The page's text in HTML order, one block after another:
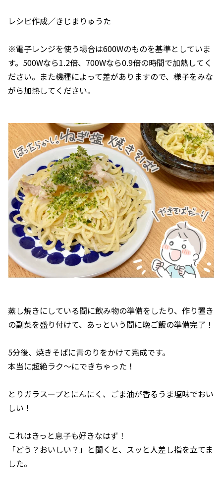
レシピ作成／きじまりゅうた
※電子レンジを使う場合は600Wのものを基準としていま
す。500Wなら1.2倍、700Wなら0.9倍の時間で加熱してく
ださい。また機種によって差がありますので、様子をみな
がら加熱してください。
蒸し焼きにしている間に飲み物の準備をしたり、作り置き
の副菜を盛り付けて、あっという間に晩ご飯の準備完了！
5分後、焼きそばに青のりをかけて完成です。
本当に超絶ラク～にできちゃった！
とりガラスープとにんにく、ごま油が香るうま塩味でおい
しい！
これはきっと息子も好きなはず！
「どう？おいしい？」と聞くと、スッと人差し指を立てま
した。